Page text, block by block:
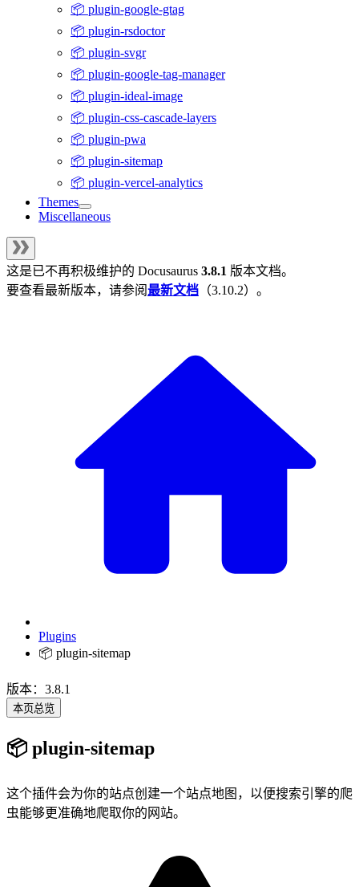
📦 plugin-google-gtag
📦 plugin-rsdoctor
📦 plugin-svgr
📦 plugin-google-tag-manager
📦 plugin-ideal-image
📦 plugin-css-cascade-layers
📦 plugin-pwa
📦 plugin-sitemap
📦 plugin-vercel-analytics
Themes
Miscellaneous
这是已不再积极维护的 Docusaurus 3.8.1 版本文档。
要查看最新版本，请参阅最新文档 （3.10.2）。
Plugins
📦 plugin-sitemap
版本：3.8.1
本页总览
📦 plugin-sitemap
这个插件会为你的站点创建一个站点地图，以便搜索引擎的爬
虫能够更准确地爬取你的网站。